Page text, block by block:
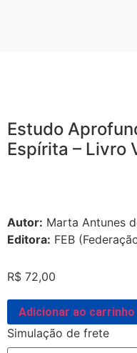
Estudo
Espírita – Livro
Autor: Marta Antunes
Editora: FEB
R$ 72,00
Adicionar ao carrinho
Simulação de frete